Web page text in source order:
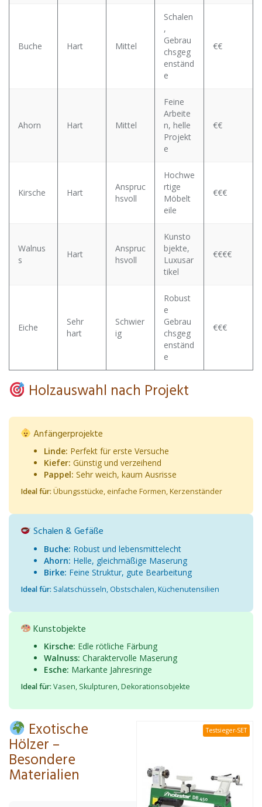
Buche Hart Mittel
Schalen
,
Gebrau
chsgeg
enständ
e
€€
Ahorn Hart Mittel
Feine
Arbeite
n, helle
Projekt
e
€€
Kirsche Hart
Anspruc
hsvoll
Hochwe
rtige
Möbelt
eile
€€€
Walnus
s
Hart
Anspruc
hsvoll
Kunsto
bjekte,
Luxusar
tikel
€€€€
Eiche
Sehr
hart
Schwier
ig
Robust
e
Gebrau
chsgeg
enständ
e
€€€
Holzauswahl nach Projekt
Anfängerprojekte
Linde: Perfekt für erste Versuche
Kiefer: Günstig und verzeihend
Pappel: Sehr weich, kaum Ausrisse
Ideal für: Übungsstücke, einfache Formen, Kerzenständer
Schalen & Gefäße
Buche: Robust und lebensmittelecht
Ahorn: Helle, gleichmäßige Maserung
Birke: Feine Struktur, gute Bearbeitung
Ideal für: Salatschüsseln, Obstschalen, Küchenutensilien
Kunstobjekte
Kirsche: Edle rötliche Färbung
Walnuss: Charaktervolle Maserung
Esche: Markante Jahresringe
Ideal für: Vasen, Skulpturen, Dekorationsobjekte
Testsieger-SET
Exotische
Hölzer –
Besondere
Materialien